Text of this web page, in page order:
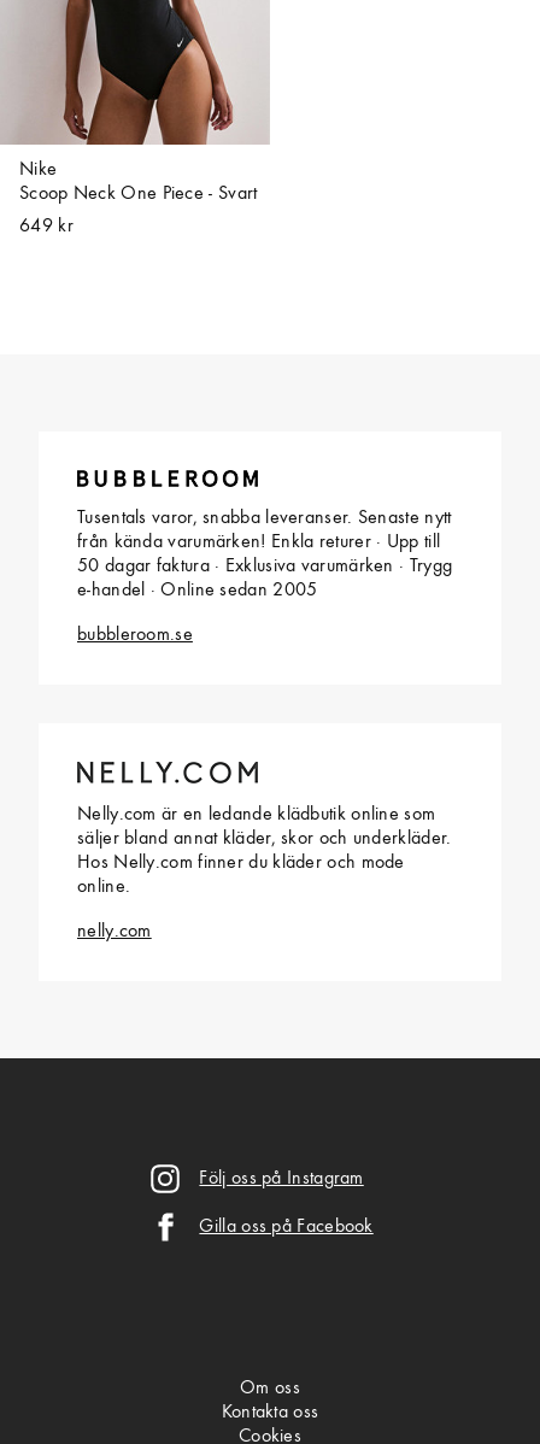
Nike
Scoop Neck One Piece - Svart
649 kr
Tusentals varor, snabba leveranser. Senaste nytt
från kända varumärken! Enkla returer · Upp till
50 dagar faktura · Exklusiva varumärken · Trygg
e-handel · Online sedan 2005
bubbleroom.se
Nelly.com är en ledande klädbutik online som
säljer bland annat kläder, skor och underkläder.
Hos Nelly.com finner du kläder och mode
online.
nelly.com
Följ oss på Instagram
Gilla oss på Facebook
Om oss
Kontakta oss
Cookies